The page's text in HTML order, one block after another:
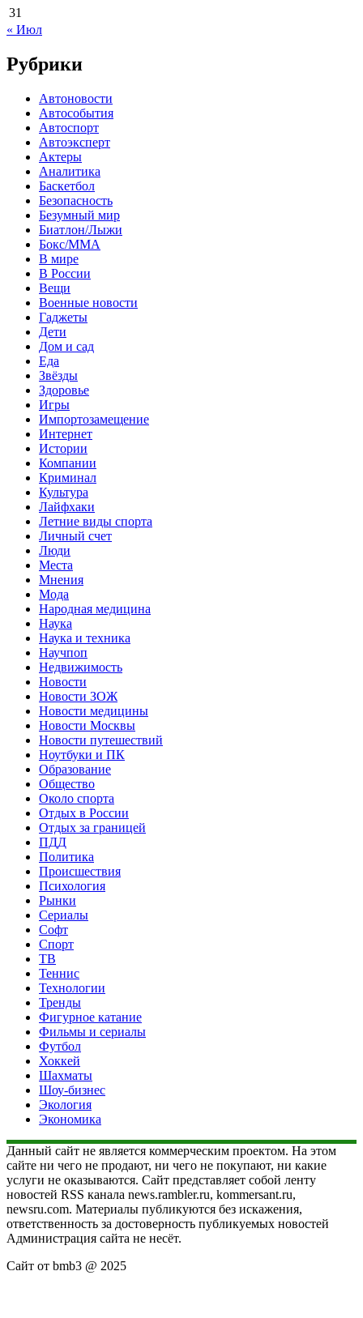
31
« Июл
Рубрики
Автоновости
Автособытия
Автоспорт
Автоэксперт
Актеры
Аналитика
Баскетбол
Безопасность
Безумный мир
Биатлон/Лыжи
Бокс/MMA
В мире
В России
Вещи
Военные новости
Гаджеты
Дети
Дом и сад
Еда
Звёзды
Здоровье
Игры
Импортозамещение
Интернет
Истории
Компании
Криминал
Культура
Лайфхаки
Летние виды спорта
Личный счет
Люди
Места
Мнения
Мода
Народная медицина
Наука
Наука и техника
Научпоп
Недвижимость
Новости
Новости ЗОЖ
Новости медицины
Новости Москвы
Новости путешествий
Ноутбуки и ПК
Образование
Общество
Около спорта
Отдых в России
Отдых за границей
ПДД
Политика
Происшествия
Психология
Рынки
Сериалы
Софт
Спорт
ТВ
Теннис
Технологии
Тренды
Фигурное катание
Фильмы и сериалы
Футбол
Хоккей
Шахматы
Шоу-бизнес
Экология
Экономика
Данный сайт не является коммерческим проектом. На этом
сайте ни чего не продают, ни чего не покупают, ни какие
услуги не оказываются. Сайт представляет собой ленту
новостей RSS канала news.rambler.ru, kommersant.ru,
newsru.com. Материалы публикуются без искажения,
ответственность за достоверность публикуемых новостей
Администрация сайта не несёт.
Сайт от bmb3 @ 2025